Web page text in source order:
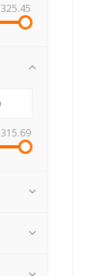
325.45
315.69